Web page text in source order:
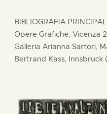
BIBLIOGRAFIA
Opere Grafiche, Vicenza
Galleria Arianna Sartori,
Bertrand Kass, Innsbruck